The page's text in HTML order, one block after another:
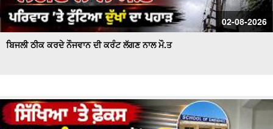
02-08-2026
ਬਿਜਲੀ ਠੀਕ ਕਰਦੇ ਨੌਜਵਾਨ ਦੀ ਕਰੰਟ ਲੱਗਣ ਨਾਲ ਮੌ.ਤ